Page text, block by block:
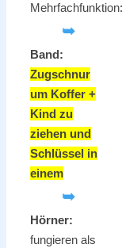
Mehrfachfunktion:
➥
Band:
Zugschnur
um Koffer +
Kind zu
ziehen und
Schlüssel in
einem
➥
Hörner:
fungieren als